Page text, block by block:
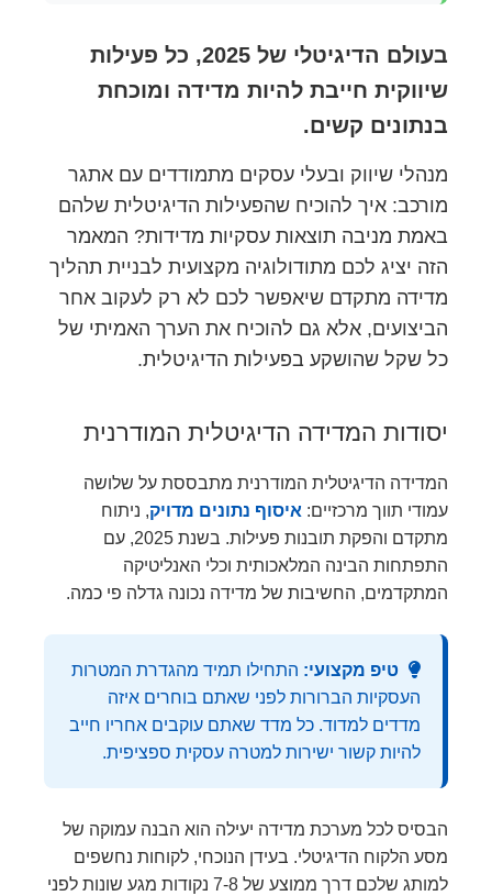
בעולם הדיגיטלי של 2025, כל פעילות
שיווקית חייבת להיות מדידה ומוכחת
בנתונים קשים.
מנהלי שיווק ובעלי עסקים מתמודדים עם אתגר
מורכב: איך להוכיח שהפעילות הדיגיטלית שלהם
באמת מניבה תוצאות עסקיות מדידות? המאמר
הזה יציג לכם מתודולוגיה מקצועית לבניית תהליך
מדידה מתקדם שיאפשר לכם לא רק לעקוב אחר
הביצועים, אלא גם להוכיח את הערך האמיתי של
כל שקל שהושקע בפעילות הדיגיטלית.
יסודות המדידה הדיגיטלית המודרנית
המדידה הדיגיטלית המודרנית מתבססת על שלושה
עמודי תווך מרכזיים: איסוף נתונים מדויק, ניתוח
מתקדם והפקת תובנות פעילות. בשנת 2025, עם
התפתחות הבינה המלאכותית וכלי האנליטיקה
המתקדמים, החשיבות של מדידה נכונה גדלה פי כמה.
טיפ מקצועי: התחילו תמיד מהגדרת המטרות
העסקיות הברורות לפני שאתם בוחרים איזה
מדדים למדוד. כל מדד שאתם עוקבים אחריו חייב
להיות קשור ישירות למטרה עסקית ספציפית.
הבסיס לכל מערכת מדידה יעילה הוא הבנה עמוקה של
מסע הלקוח הדיגיטלי. בעידן הנוכחי, לקוחות נחשפים
למותג שלכם דרך ממוצע של 7-8 נקודות מגע שונות לפני